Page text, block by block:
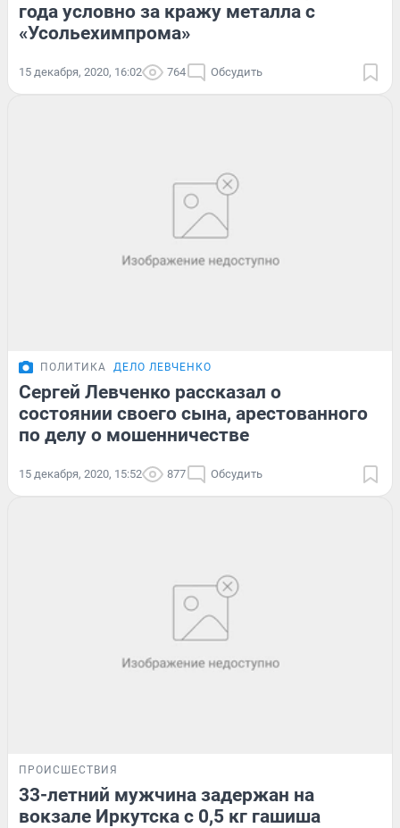
года условно за кражу металла с
«Усольехимпрома»
15 декабря, 2020, 16:02 764 Обсудить
ПОЛИТИКА ДЕЛО ЛЕВЧЕНКО
Сергей Левченко рассказал о
состоянии своего сына, арестованного
по делу о мошенничестве
15 декабря, 2020, 15:52 877 Обсудить
ПРОИСШЕСТВИЯ
33-летний мужчина задержан на
вокзале Иркутска с 0,5 кг гашиша